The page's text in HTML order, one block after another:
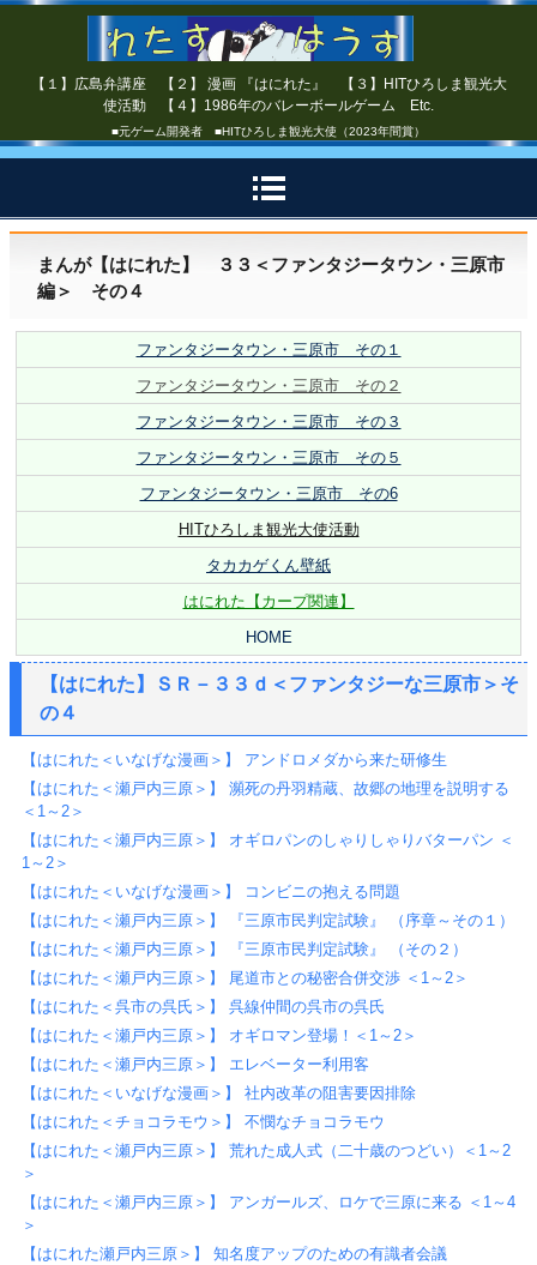
【１】広島弁講座 【２】 漫画 『はにれた』 【３】HITひろしま観光大
使活動 【４】1986年のバレーボールゲーム Etc.
■元ゲーム開発者 ■HITひろしま観光大使（2023年間賞）
まんが【はにれた】 ３３＜ファンタジータウン・三原市
編＞ その４
ファンタジータウン・三原市 その１
ファンタジータウン・三原市 その２
ファンタジータウン・三原市 その３
ファンタジータウン・三原市 その５
ファンタジータウン・三原市 その6
HITひろしま観光大使活動
タカカゲくん壁紙
はにれた【カープ関連】
HOME
【はにれた】ＳＲ－３３ｄ＜ファンタジーな三原市＞そ
の４
【はにれた＜いなげな漫画＞】 アンドロメダから来た研修生
【はにれた＜瀬戸内三原＞】 瀕死の丹羽精蔵、故郷の地理を説明する
＜1～2＞
【はにれた＜瀬戸内三原＞】 オギロパンのしゃりしゃりバターパン ＜
1～2＞
【はにれた＜いなげな漫画＞】 コンビニの抱える問題
【はにれた＜瀬戸内三原＞】 『三原市民判定試験』 （序章～その１）
【はにれた＜瀬戸内三原＞】 『三原市民判定試験』 （その２）
【はにれた＜瀬戸内三原＞】 尾道市との秘密合併交渉 ＜1～2＞
【はにれた＜呉市の呉氏＞】 呉線仲間の呉市の呉氏
【はにれた＜瀬戸内三原＞】 オギロマン登場！＜1～2＞
【はにれた＜瀬戸内三原＞】 エレベーター利用客
【はにれた＜いなげな漫画＞】 社内改革の阻害要因排除
【はにれた＜チョコラモウ＞】 不憫なチョコラモウ
【はにれた＜瀬戸内三原＞】 荒れた成人式（二十歳のつどい）＜1～2
＞
【はにれた＜瀬戸内三原＞】 アンガールズ、ロケで三原に来る ＜1～4
＞
【はにれた瀬戸内三原＞】 知名度アップのための有識者会議